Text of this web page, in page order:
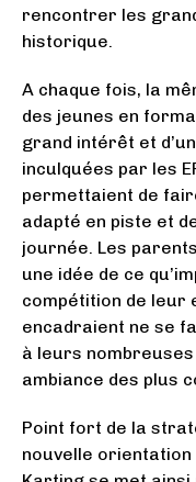
rencontrer les
historique.
A chaque fois, la
des jeunes en
grand intérêt et
inculquées par les
permettaient de
adapté en piste et
journée. Les
une idée de ce
compétition de leur
encadraient ne se
à leurs
ambiance des plus
Point fort de la
nouvelle orientation